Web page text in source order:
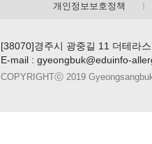
개인정보보호정책
[38070]경주시 광중길 11 더테라
E-mail : gyeongbuk@eduinfo-
COPYRIGHTⓒ 2019